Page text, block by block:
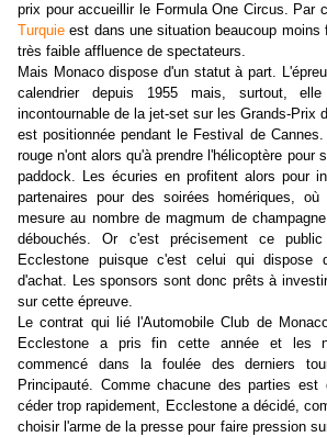
prix pour accueillir le Formula One Circus. Par
Turquie est dans une situation beaucoup moins
très faible affluence de spectateurs.
Mais Monaco dispose d'un statut à part.
calendrier depuis 1955 mais, surtout,
incontournable de la jet-set sur les Grands-Prix
est positionnée pendant le Festival de
rouge n'ont alors qu'à prendre l'hélicoptère pour
paddock. Les écuries en profitent alors pour
partenaires pour des soirées homériques,
mesure au nombre de magmum de
débouchés. Or c'est précisement ce
Ecclestone puisque c'est celui qui dispose
d'achat. Les sponsors sont donc prêts à
sur cette épreuve.
Le contrat qui lié l'Automobile Club de
Ecclestone a pris fin cette année et les
commencé dans la foulée des derniers
Principauté. Comme chacune des parties
céder trop rapidement, Ecclestone a décidé,
choisir l'arme de la presse pour faire pression